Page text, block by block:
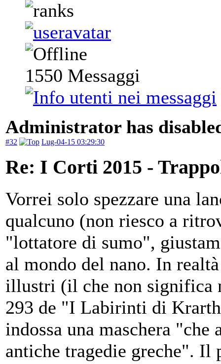
1550 Messaggi
Administrator has
#32 Lug-04-15 03:29:30
Re: I Corti 2015 -
Vorrei solo spezzare una
qualcuno (non riesco a
"lottatore di sumo",
al mondo del nano. In
illustri (il che non significa
293 de "I Labirinti di
indossa una maschera
antiche tragedie greche". Il